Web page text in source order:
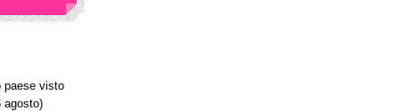
paese visto
agosto)